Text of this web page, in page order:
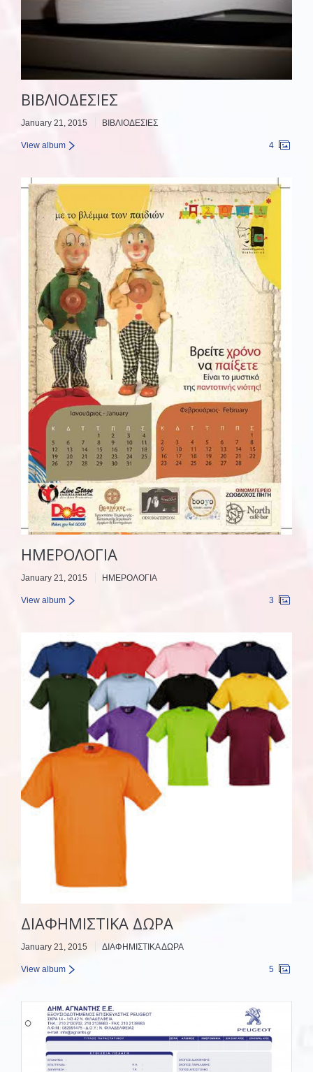
ΒΙΒΛΙΟΔΕΣΙΕΣ
January 21, 2015 ΒΙΒΛΙΟΔΕΣΙΕΣ
View album 4
ΗΜΕΡΟΛΟΓΙΑ
January 21, 2015 ΗΜΕΡΟΛΟΓΙΑ
View album 3
ΔΙΑΦΗΜΙΣΤΙΚΑ ΔΩΡΑ
January 21, 2015 ΔΙΑΦΗΜΙΣΤΙΚΑ ΔΩΡΑ
View album 5